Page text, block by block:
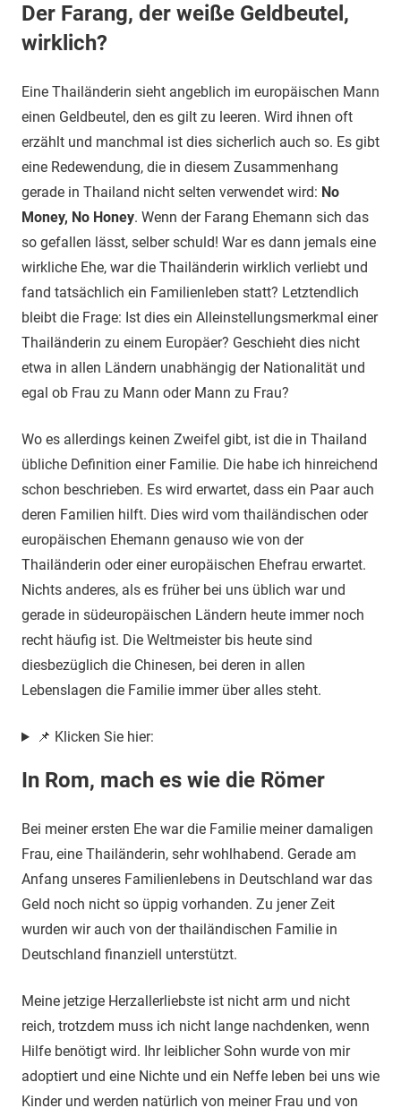
Der Farang, der weiße Geldbeutel,
wirklich?
Eine Thailänderin sieht angeblich im europäischen Mann
einen Geldbeutel, den es gilt zu leeren. Wird ihnen oft
erzählt und manchmal ist dies sicherlich auch so. Es gibt
eine Redewendung, die in diesem Zusammenhang
gerade in Thailand nicht selten verwendet wird: No
Money, No Honey. Wenn der Farang Ehemann sich das
so gefallen lässt, selber schuld! War es dann jemals eine
wirkliche Ehe, war die Thailänderin wirklich verliebt und
fand tatsächlich ein Familienleben statt? Letztendlich
bleibt die Frage: Ist dies ein Alleinstellungsmerkmal einer
Thailänderin zu einem Europäer? Geschieht dies nicht
etwa in allen Ländern unabhängig der Nationalität und
egal ob Frau zu Mann oder Mann zu Frau?
Wo es allerdings keinen Zweifel gibt, ist die in Thailand
übliche Definition einer Familie. Die habe ich hinreichend
schon beschrieben. Es wird erwartet, dass ein Paar auch
deren Familien hilft. Dies wird vom thailändischen oder
europäischen Ehemann genauso wie von der
Thailänderin oder einer europäischen Ehefrau erwartet.
Nichts anderes, als es früher bei uns üblich war und
gerade in südeuropäischen Ländern heute immer noch
recht häufig ist. Die Weltmeister bis heute sind
diesbezüglich die Chinesen, bei deren in allen
Lebenslagen die Familie immer über alles steht.
📌 Klicken Sie hier:
In Rom, mach es wie die Römer
Bei meiner ersten Ehe war die Familie meiner damaligen
Frau, eine Thailänderin, sehr wohlhabend. Gerade am
Anfang unseres Familienlebens in Deutschland war das
Geld noch nicht so üppig vorhanden. Zu jener Zeit
wurden wir auch von der thailändischen Familie in
Deutschland finanziell unterstützt.
Meine jetzige Herzallerliebste ist nicht arm und nicht
reich, trotzdem muss ich nicht lange nachdenken, wenn
Hilfe benötigt wird. Ihr leiblicher Sohn wurde von mir
adoptiert und eine Nichte und ein Neffe leben bei uns wie
Kinder und werden natürlich von meiner Frau und von